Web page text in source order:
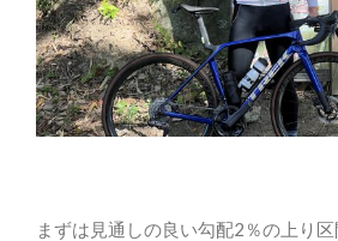
まずは見通しの良い勾配2％の上り